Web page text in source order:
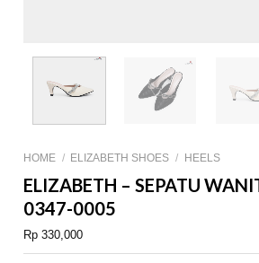
HOME / ELIZABETH SHOES / HEELS
ELIZABETH – SEPATU
0347-0005
Rp 330,000